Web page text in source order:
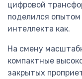
цифровой
поделился опытом
интеллекта как.
На смену
компактные
закрытых